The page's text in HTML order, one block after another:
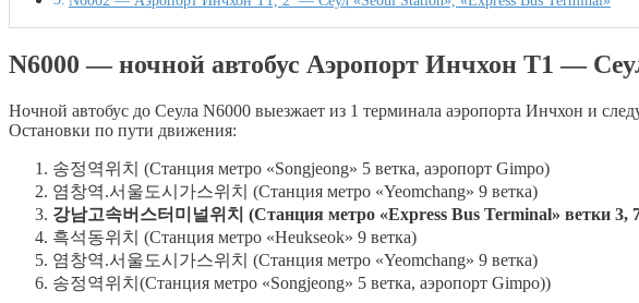
N6000 — ночной автобус Аэропорт Инчхон Т1 —
Ночной автобус до Сеула N6000 выезжает из 1 терминала аэропорта Инчхон и
Остановки по пути движения:
송정역위치 (Станция метро «Songjeong» 5 ветка, аэропорт Gimpo)
염창역.서울도시가스위치 (Станция метро «Yeomchang» 9 ветка)
강남고속버스터미널위치 (Станция метро «Express Bus Terminal» ветки 3,
흑석동위치 (Станция метро «Heukseok» 9 ветка)
염창역.서울도시가스위치 (Станция метро «Yeomchang» 9 ветка)
송정역위치(Станция метро «Songjeong» 5 ветка, аэропорт Gimpo))